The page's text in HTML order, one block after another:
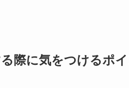
際に気をつけるポ